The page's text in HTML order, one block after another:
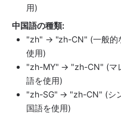
用)
中国語の種類:
"zh" → "zh-CN" (一般的
使用)
"zh-MY" → "zh-CN" (マ
語を使用)
"zh-SG" → "zh-CN" (シ
国語を使用)